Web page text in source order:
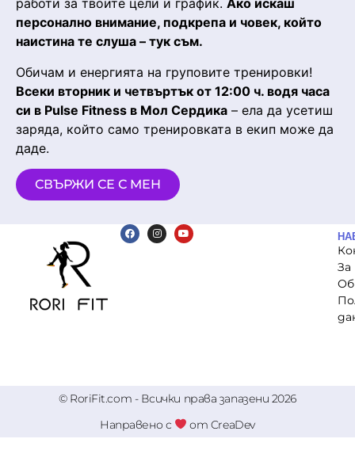
работи за твоите цели и график. Ако искаш
персонално внимание, подкрепа и човек, който
наистина те слуша – тук съм.
Обичам и енергията на груповите тренировки!
Всеки вторник и четвъртък от 12:00 ч. водя часа
си в Pulse Fitness в Мол Сердика – ела да усетиш
заряда, който само тренировката в екип може да
даде.
СВЪРЖИ СЕ С МЕН
За
© RoriFit.com - Всички права запазени 2026
Направено с
от CreaDev